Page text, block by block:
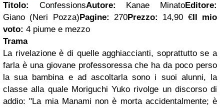
Titolo: ConfessionsAutore: Kanae MinatoEditore:
Giano (Neri Pozza)Pagine: 270Prezzo: 14,90 €Il mio
voto: 4 piume e mezzo
Trama
La rivelazione è di quelle agghiaccianti, soprattutto se a
farla è una giovane professoressa che ha da poco perso
la sua bambina e ad ascoltarla sono i suoi alunni, la
classe alla quale Moriguchi Yuko rivolge un discorso di
addio: "La mia Manami non è morta accidentalmente; è